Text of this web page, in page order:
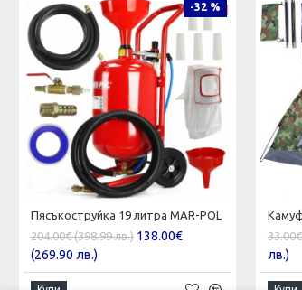
-32 %
Пясъкоструйка 19 литра MAR-POL
204.00€ (398.99 лв.) 138.00€
(269.90 лв.)
лв.)